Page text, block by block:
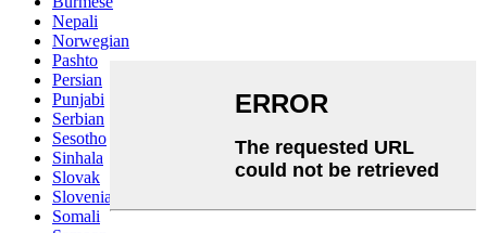
Nepali
Norwegian
Pashto
Persian
Punjabi
Serbian
Sesotho
Sinhala
Slovak
Slovenian
Somali